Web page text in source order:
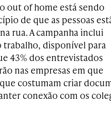
out of home está sendo
de que as pessoas
rua. A campanha inclui
disponível para
43% dos entrevistados
nas empresas em que
costumam criar
conexão com os